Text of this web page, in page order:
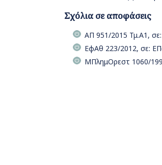
Σχόλια σε αποφάσεις
ΑΠ 951/2015 Τμ.Α1,
ΕφΑθ 223/2012, σε:
ΜΠλημΟρεστ 1060/